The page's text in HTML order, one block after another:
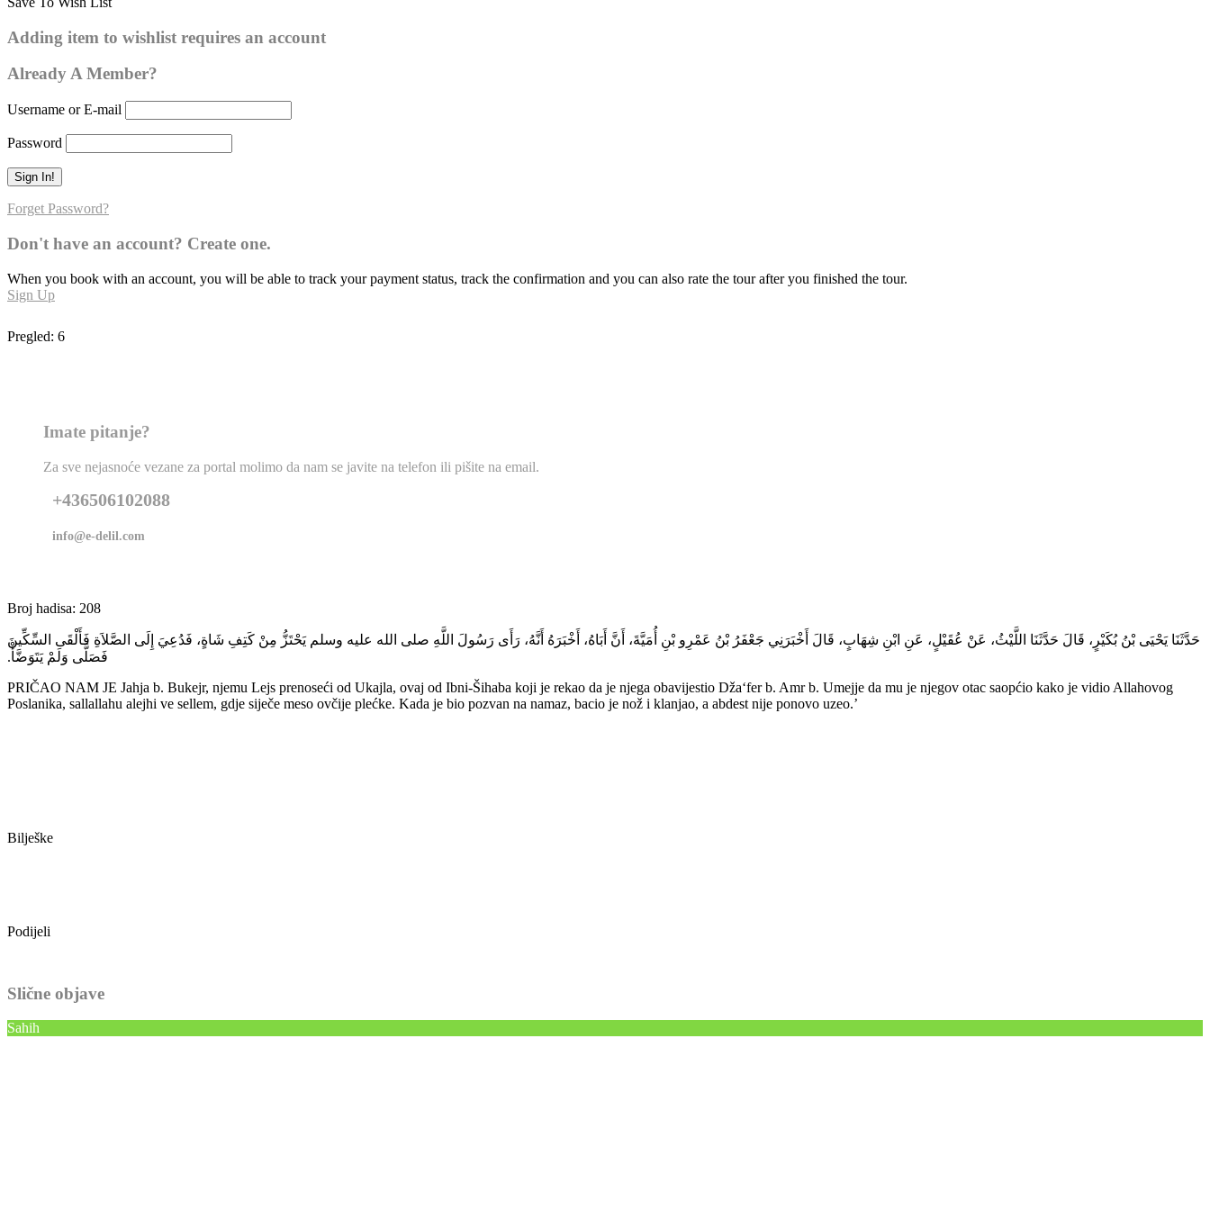
Buharija – broj hadisa: 208
0
Adding item to wishlist requires an account
Already A Member?
Username or E-mail
Password
Forget Password?
Don't have an account? Create one.
When you book with an account, you will be able to track your payment status, track the confirmation and you can also rate the tour after you finished the tour.
Sign Up
Pregled: 6
Imate pitanje?
Za sve nejasnoće vezane za portal molimo da nam se javite na telefon ili pišite na email.
+436506102088
info@e-delil.com
Broj hadisa: 208
حَدَّثَنَا يَحْيَى بْنُ بُكَيْرٍ، قَالَ حَدَّثَنَا اللَّيْثُ، عَنْ عُقَيْلٍ، عَنِ ابْنِ شِهَابٍ، قَالَ أَخْبَرَنِي جَعْفَرُ بْنُ عَمْرِو بْنِ أُمَيَّةَ، أَنَّ أَبَاهُ، أَخْبَرَهُ أَنَّهُ، رَأَى رَسُولَ اللَّهِ صلى الله عليه وسلم يَحْتَزُّ مِنْ كَتِفِ شَاةٍ، فَدُعِيَ إِلَى الصَّلاَةِ فَأَلْقَى السِّكِّينَ
فَصَلَّى وَلَمْ يَتَوَضَّأْ‏.‏
PRIČAO NAM JE Jahja b. Bukejr, njemu Lejs prenoseći od Ukajla, ovaj od Ibni-Šihaba koji je rekao da je njega obavijestio Dža‘fer b. Amr b. Umejje da mu je njegov otac saopćio kako je vidio Allahovog
Poslanika, sallallahu alejhi ve sellem, gdje siječe meso ovčije plećke. Kada je bio pozvan na namaz, bacio je nož i klanjao, a abdest nije ponovo uzeo.’
Bilješke
Podijeli
Slične objave
Sahih